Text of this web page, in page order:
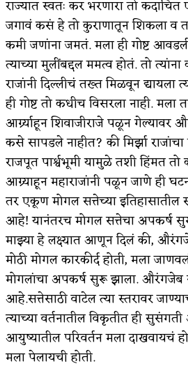
राज्यात स्वतः कर भरणारा तो
जगावं कसं हे तो कुराणातून शिकला व
कमी जणांना जमतं. मला ही गोष्ट
त्याच्या मुलींबद्दल ममत्व होतं. तो
राजांनी दिल्लीचं तख्त मिळवून द्यायला
ही गोष्ट तो कधीच विसरला नाही.
आर्ग्र्याहून शिवाजीराजे पळून गेल्यावर
कसे सापडले नाहीत? की मिर्झा
राजपूत पार्श्वभूमी यामुळे तशी हिंमत
आग्र्याहून महाराजांनी पळून जाणे ही
तर एकूण मोगल सत्तेच्या इतिहासातील
आहे! यानंतरच मोगल सत्तेचा अपकर्ष
माझ्या हे लक्ष्यात आणून दिलं की,
मोठी मोगल कारकीर्द होती, मला
मोगलांचा अपकर्ष सुरू झाला. औरंगजेब
आहे.सत्तेसाठी वाटेल त्या स्तरावर
त्याच्या वर्तनातील विकृतीत ही
आयुष्यातील परिवर्तन मला दाखवायचं
मला पेलायची होती.